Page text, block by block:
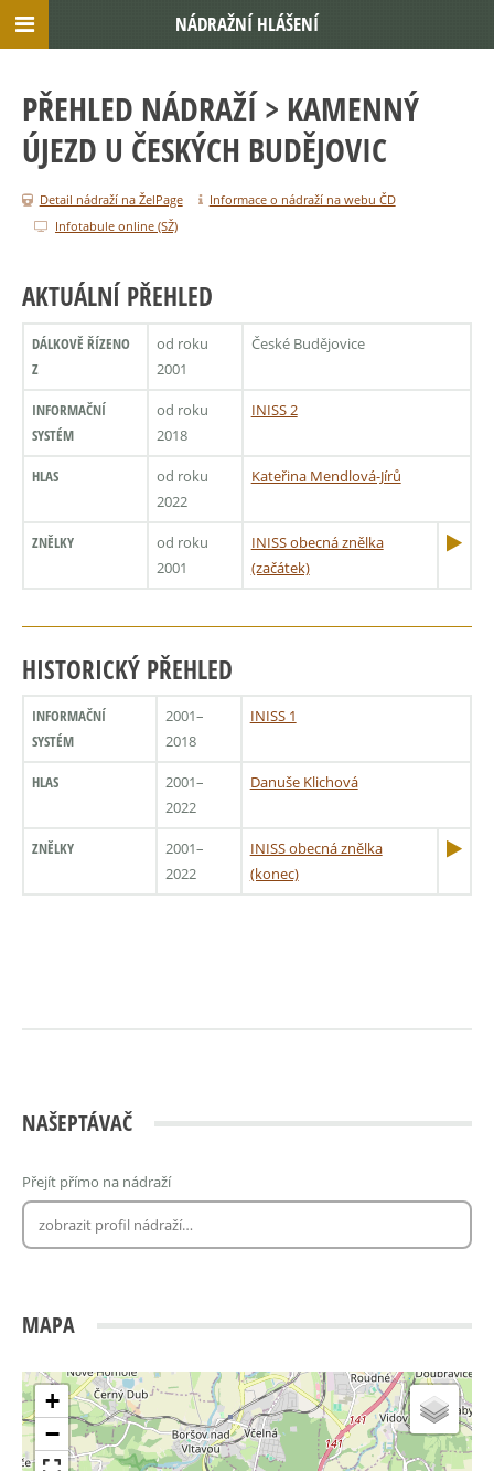
PŘEHLED NÁDRAŽÍ > KAMENNÝ
ÚJEZD U ČESKÝCH BUDĚJOVIC
Detail nádraží na ŽelPage
Informace o nádraží na webu ČD
Infotabule online (SŽ)
AKTUÁLNÍ PŘEHLED
DÁLKOVĚ ŘÍZENO
Z
od roku
2001
České Budějovice
INFORMAČNÍ
SYSTÉM
od roku
2018
INISS 2
HLAS
od roku
2022
Kateřina Mendlová-Jírů
ZNĚLKY
od roku
2001
INISS obecná znělka
(začátek)
HISTORICKÝ PŘEHLED
INFORMAČNÍ
SYSTÉM
2001–
2018
INISS 1
HLAS
2001–
2022
Danuše Klichová
ZNĚLKY
2001–
2022
INISS obecná znělka
(konec)
NAŠEPTÁVAČ
Přejít přímo na nádraží
MAPA
+
−
NÁDRAŽNÍ HLÁŠENÍ